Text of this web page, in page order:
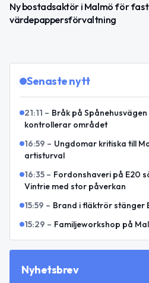
Ny bostadsaktör i Malmö för
värdepappersförvaltning
Senaste nytt
21:11 – Bråk på Spånehusvägen
kontrollerar området
16:59 – Ungdomar kritiska till
artisturval
16:35 – Fordonshaveri på E20
Vintrie med stor påverkan
15:59 – Brand i fläktrör stänger
15:29 – Familjeworkshop på
Nyhetsbrev